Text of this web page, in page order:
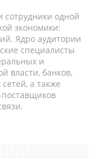
сотрудники одной
экономики:
Ядро аудитории
специалисты
и
власти, банков,
а также